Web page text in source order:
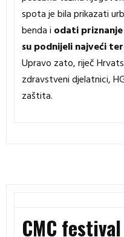
spota je bila prikazati
benda i odati
su podnijeli najveći
Upravo zato, riječ
zdravstveni djelatnici,
zaštita.
CMC